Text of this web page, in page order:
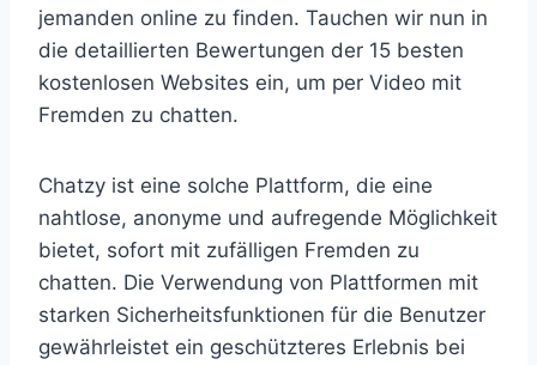
jemanden online zu finden. Tauchen wir nun in
die detaillierten Bewertungen der 15 besten
kostenlosen Websites ein, um per Video mit
Fremden zu chatten.
Chatzy ist eine solche Plattform, die eine
nahtlose, anonyme und aufregende Möglichkeit
bietet, sofort mit zufälligen Fremden zu
chatten. Die Verwendung von Plattformen mit
starken Sicherheitsfunktionen für die Benutzer
gewährleistet ein geschützteres Erlebnis bei